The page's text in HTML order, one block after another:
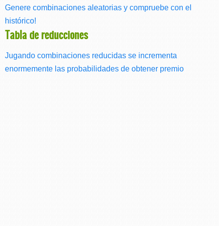
Genere combinaciones aleatorias y compruebe con el
histórico!
Tabla de reducciones
Jugando combinaciones reducidas se incrementa
enormemente las probabilidades de obtener premio